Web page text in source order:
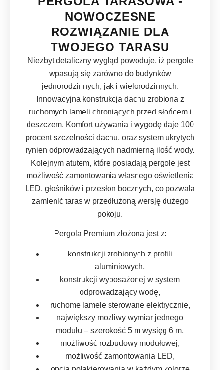
NOWOCZESNE
ROZWIĄZANIE DLA
TWOJEGO TARASU
Niezbyt detaliczny wygląd powoduje, iż pergole
wpasują się zarówno do budynków
jednorodzinnych, jak i wielorodzinnych.
Innowacyjna konstrukcja dachu zrobiona z
ruchomych lameli chroniących przed słońcem i
deszczem. Komfort używania i wygodę daje 100
procent szczelności dachu, oraz system ukrytych
rynien odprowadzających nadmierną ilość wody.
Kolejnym atutem, które posiadają pergole jest
możliwość zamontowania własnego oświetlenia
LED, głośników i przesłon bocznych, co pozwala
zamienić taras w przedłużoną wersję dużego
pokoju.
Pergola Premium złożona jest z:
konstrukcji zrobionych z profili
aluminiowych,
konstrukcji wyposażonej w system
odprowadzający wodę,
ruchome lamele sterowane elektrycznie,
największy możliwy wymiar jednego
modułu – szerokość 5 m wysięg 6 m,
możliwość rozbudowy modułowej,
możliwość zamontowania LED,